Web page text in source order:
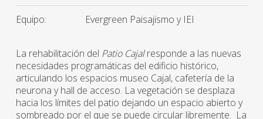
Equipo: Evergreen Paisajismo y IEI
La rehabilitación del Patio Cajalresponde a las nuevas
necesidades programáticas del edificio histórico,
articulando los espacios museo Cajal, cafetería de la
neurona y hall de acceso. La vegetación se desplaza
hacia los límites del patio dejan­do un espacio abierto y
sombreado por el que se puede circular libremente. La